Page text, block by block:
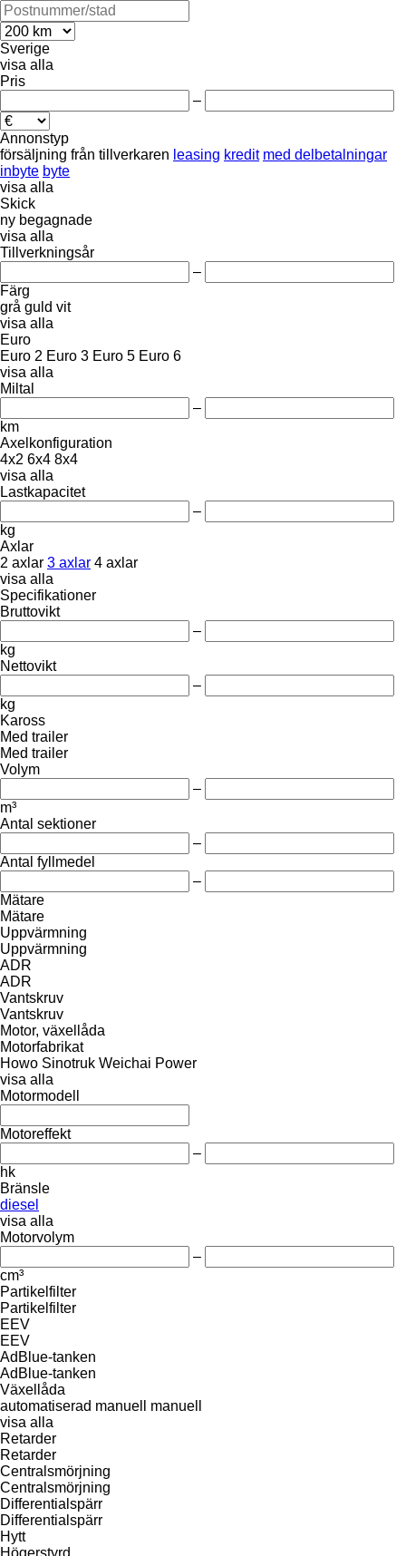
Sverige
visa alla
Pris
–
Annonstyp
försäljning från tillverkaren leasing kredit med delbetalningar
inbyte byte
visa alla
Skick
ny begagnade
visa alla
Tillverkningsår
–
Färg
grå guld vit
visa alla
Euro
Euro 2 Euro 3 Euro 5 Euro 6
visa alla
Miltal
–
km
Axelkonfiguration
4x2 6x4 8x4
visa alla
Lastkapacitet
–
kg
Axlar
2 axlar 3 axlar 4 axlar
visa alla
Specifikationer
Bruttovikt
–
kg
Nettovikt
–
kg
Kaross
Med trailer
Med trailer
Volym
–
m³
Antal sektioner
–
Antal fyllmedel
–
Mätare
Mätare
Uppvärmning
Uppvärmning
ADR
ADR
Vantskruv
Vantskruv
Motor, växellåda
Motorfabrikat
Howo Sinotruk Weichai Power
visa alla
Motormodell
Motoreffekt
–
hk
Bränsle
diesel
visa alla
Motorvolym
–
cm³
Partikelfilter
Partikelfilter
EEV
EEV
AdBlue-tanken
AdBlue-tanken
Växellåda
automatiserad manuell
manuell
visa alla
Retarder
Retarder
Centralsmörjning
Centralsmörjning
Differentialspärr
Differentialspärr
Hytt
Högerstyrd